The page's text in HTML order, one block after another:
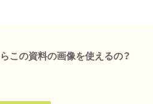
この資料の画像を使えるの？